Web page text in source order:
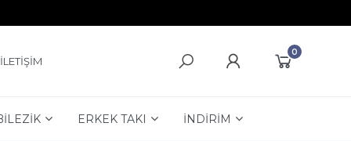
İLETİŞİM
0
ERKEK TAKI İNDİRİM